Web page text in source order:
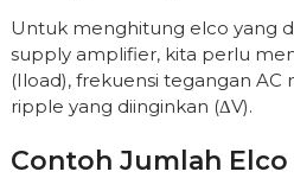
Untuk menghitung elco yang
supply amplifier, kita perlu
(Iload), frekuensi tegangan AC
ripple yang diinginkan (ΔV).
Contoh Jumlah